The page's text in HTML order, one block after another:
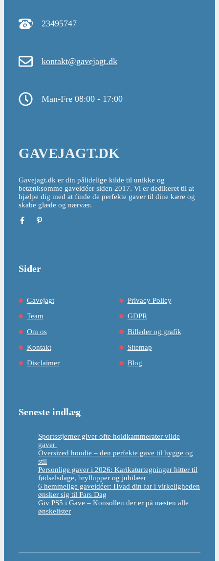
23495747
kontakt@gavejagt.dk
Man-Fre 08:00 - 17:00
GAVEJAGT.DK
Gavejagt.dk er din pålidelige kilde til unikke og
betænksomme gaveidéer siden 2017. Vi er dedikeret til at
hjælpe dig med at finde de perfekte gaver til dine kære og
skabe glæde og nærvær.
Sider
Gavejagt
Team
Om os
Kontakt
Disclaimer
Privacy Policy
GDPR
Billeder og grafik
Sitemap
Blog
Seneste indlæg
Sportsstjerner giver ofte holdkammerater vilde
gaver
Oversized hoodie – den perfekte gave til hygge og
stil
Personlige gaver i 2026: Karikaturtegninger hitter til
fødselsdage, bryllupper og jubilæer
6 hemmelige gaveidéer: Hvad din far i virkeligheden
ønsker sig til Fars Dag
Giv PS5 i Gave – Konsollen der er på næsten alle
ønskelister